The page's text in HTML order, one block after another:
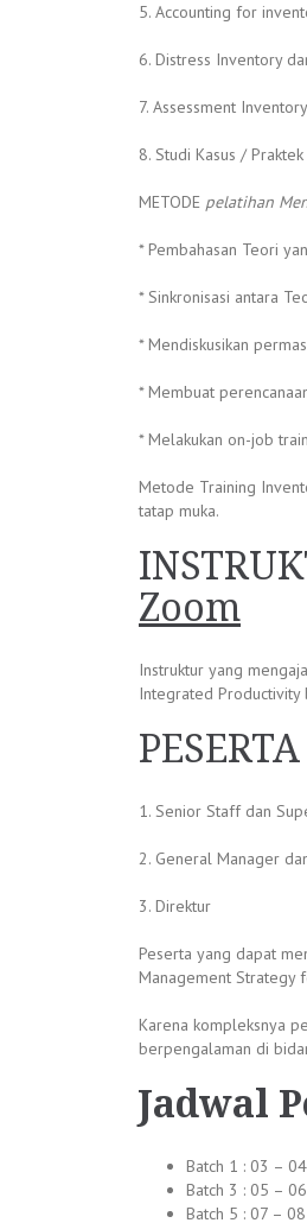
5. Accounting for
6. Distress Inventory
7. Assessment
8. Studi Kasus /
METODE pelatihan
* Pembahasan Teori
* Sinkronisasi antara
* Mendiskusikan
* Membuat
* Melakukan on-job
Metode Training
tatap muka.
Zoom
Instruktur yang
Integrated Productivity
PESERTA
1. Senior Staff dan
2. General Manager
3. Direktur
Peserta yang dapat
Management Strategy
Karena kompleksnya
berpengalaman di
Jadwal
Batch 1 : 03 –
Batch 3 : 05 –
Batch 5 : 07 –